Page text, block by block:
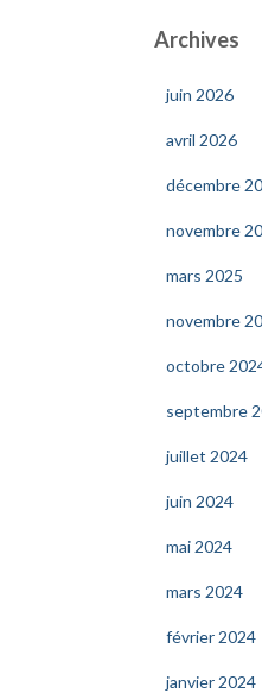
Archives
juin 2026
avril 2026
décembre
novembre
mars 2025
novembre
octobre
septembre
juillet 2024
juin 2024
mai 2024
mars 2024
février 2024
janvier 2024